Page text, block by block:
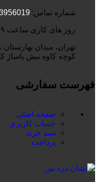
شماره تماس:
روز های کاری ساعت ۹ تا 18
تهران، میدان
کوچه کاوه نبش پاساژ
فهرست سفارشی
صفحه اصلی
حساب کاربری
سبد خرید
پرداخت